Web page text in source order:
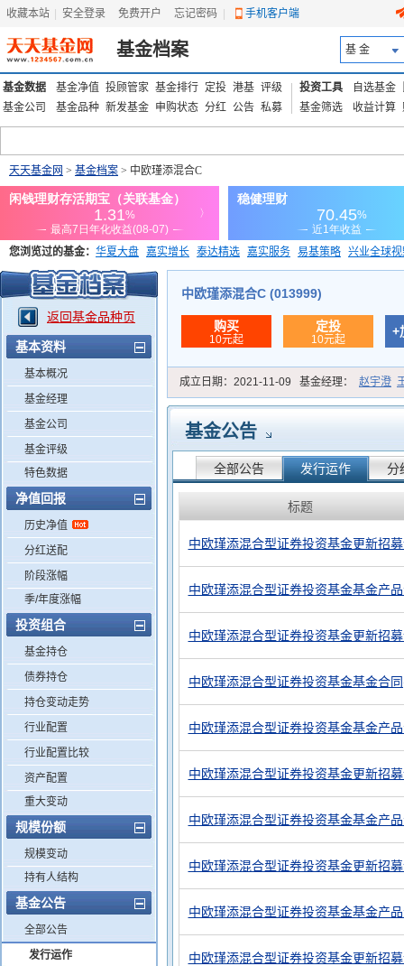
收藏本站 安全登录 免费开户 忘记密码 手机客户端
基金档案 基 金
基金数据 基金净值 投顾管家 基金排行 定投 港基 评级
基金公司
基金品种 新发基金 申购状态 分红 公告 私募
投资工具 自选基金
基金筛选
收益计算
天天基金网 > 基金档案 > 中欧瑾添混合C
您浏览过的基金： 华夏大盘 嘉实增长 泰达精选 嘉实服务 易基策略 兴业全球
添富优势 华安宏利 上证180价值ETF
返回基金品种页
基本资料
基本概况
基金经理
基金公司
基金评级
特色数据
净值回报
历史净值
分红送配
阶段涨幅
季/年度涨幅
投资组合
基金持仓
债券持仓
持仓变动走势
行业配置
行业配置比较
资产配置
重大变动
规模份额
规模变动
持有人结构
基金公告
全部公告
发行运作
中欧瑾添混合C (013999)
购买
10元起
定投
10元起
+
成立日期： 2021-11-09 基金经理： 赵宇澄
基金公告
全部公告 发行运作 分
标题
中欧瑾添混合型证券投资基金更新招
中欧瑾添混合型证券投资基金基金产
中欧瑾添混合型证券投资基金更新招
中欧瑾添混合型证券投资基金基金合
中欧瑾添混合型证券投资基金基金产
中欧瑾添混合型证券投资基金更新招
中欧瑾添混合型证券投资基金基金产
中欧瑾添混合型证券投资基金更新招
中欧瑾添混合型证券投资基金基金产
中欧瑾添混合型证券投资基金更新招